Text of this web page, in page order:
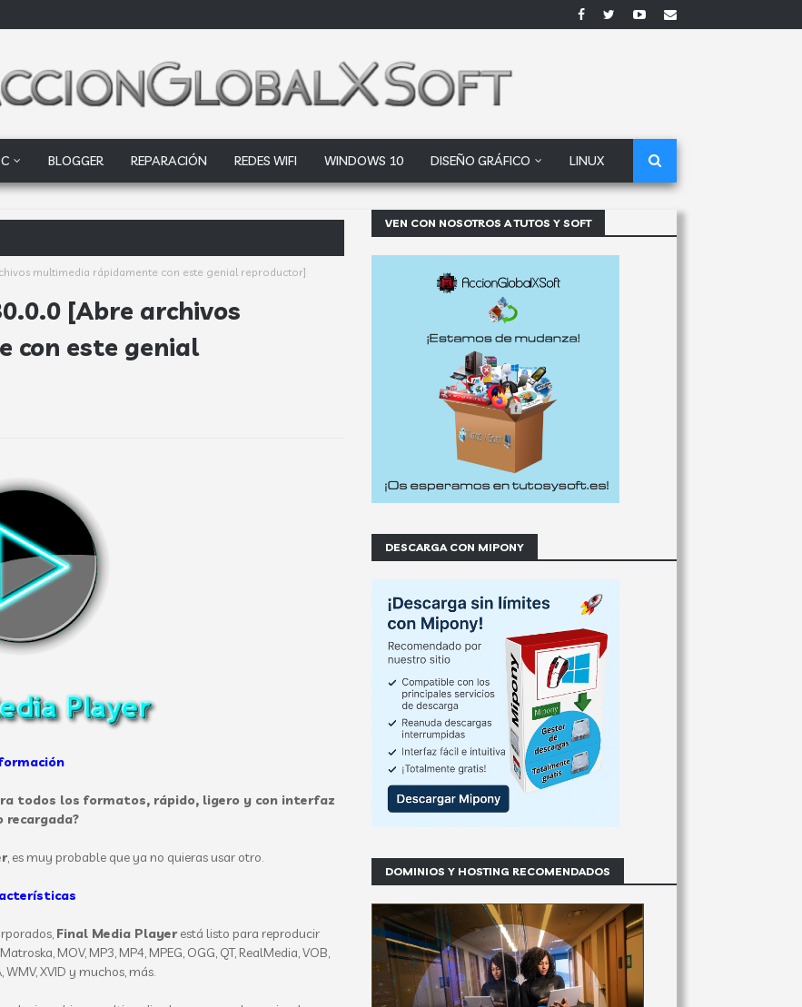
BLOGGER REPARACIÓN REDES WIFI WINDOWS 10 DISEÑO GRÁFICO LINUX
Drive y Dropbox que las
multimedia rápidamente con este genial reproductor]
[Abre archivos
con este genial
todos los formatos, rápido, ligero y con interfaz
recargada?
, es muy probable que ya no quieras usar otro.
Final Media Playerestá listo para reproducir
MOV, MP3, MP4, MPEG, OGG, QT, RealMedia, VOB,
WMV, XVID y muchos, más.
VEN CON NOSOTROS A TUTOS Y SOFT
DESCARGA CON MIPONY
DOMINIOS Y HOSTING RECOMENDADOS